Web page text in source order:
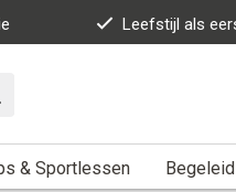
Leefstijl als
& Sportlessen